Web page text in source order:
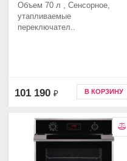
Объем 70 л , Сенсорное,
утапливаемые
переключател..
101 190 ₽ В КОРЗИНУ